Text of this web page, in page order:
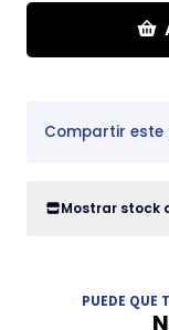
Compartir
Mostrar stock
PUEDE QUE